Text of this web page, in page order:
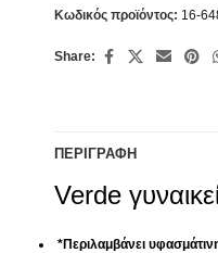
Κωδικός προϊόντος: 16-
Share:
ΠΕΡΙΓΡΑΦΉ
Verde
*Περιλαμβάνει